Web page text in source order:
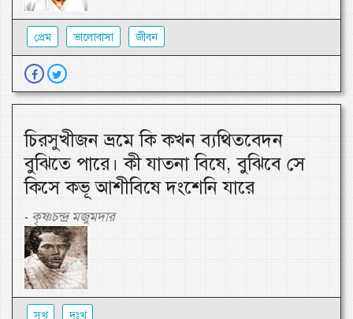
প্রেম ভালোবাসা জীবন
চিরসুখীজন ভ্রমে কি কখন ব্যথিতবেদন
বুঝিতে পারে। কী যাতনা বিষে, বুঝিবে সে
কিসে কভূ আশীবিষে দংশেনি যারে
- কৃষ্ণচন্দ্র মজুমদার
সুখ দুঃখ